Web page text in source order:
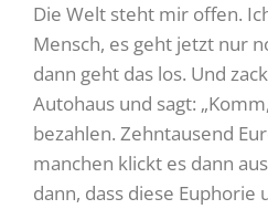
Die Welt steht mir offen.
Mensch, es geht jetzt nur
dann geht das los. Und
Autohaus und sagt:
bezahlen. Zehntausend
manchen klickt es dann
dann, dass diese Euphorie